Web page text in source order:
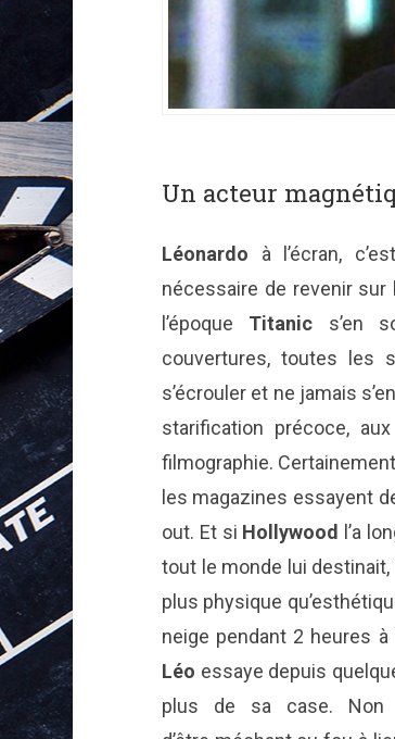
Un acteur
Léonardo à l’écran,
nécessaire de revenir
l’époque Titanic s’en
couvertures, toutes les
s’écrouler et ne jamais
starification précoce,
filmographie.
les magazines essayent
out. Et si Hollywood l’a
tout le monde lui
plus physique
neige pendant 2 heures
Léo essaye depuis
plus de sa case. Non